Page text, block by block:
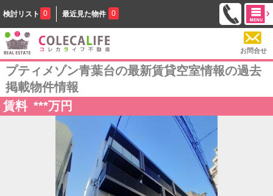
検討リスト 0 最近見た物件 0
お問合せ
プティメゾン青葉台の最新賃貸空室情報の過去
掲載物件情報
賃料 ***万円